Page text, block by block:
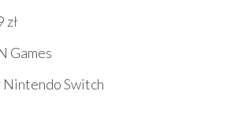
zł
Games
Nintendo Switch